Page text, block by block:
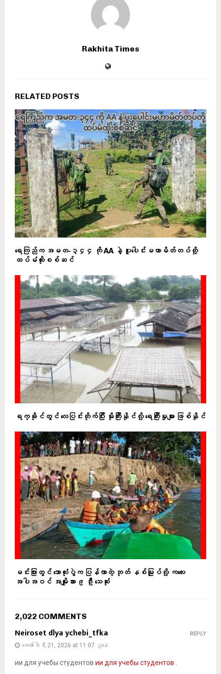
Rakhita Times
RELATED POSTS
ရေကြည်က အမတ-၃၄၄ ကို AA နဲ့ ပူးပေါင်းမဟာမိတ်တပ်တို့
ထပ်မံထိုးစစ်ဆင်
ရက္ခိုင်တွင် လေပြင်းတိုက်ပြီး မိုးကြီးနိုင်လို့ ရေကြီးမှုများ ဖြစ်နိုင်
မင်းပြားတွင် ဘောလုံးပွဲက ပြန်လာတဲ့ ဘုတ် နစ်မြုပ်လို့ ကလေး
အပါအဝင် အမျိုးသား ၉ ဦး သေဆုံး
2,022 COMMENTS
Neiroset dlya ychebi_tfka
ဖေ‌ဖော်ဝါရီ 21, 2026 at 11:07 ညနေ
ии для учебы студентов ии для учебы студентов .
REPLY